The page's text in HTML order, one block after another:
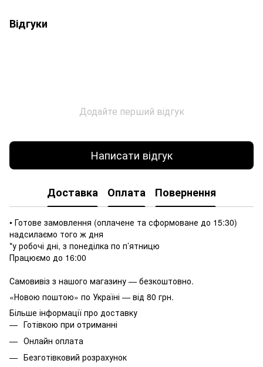
Відгуки
Додайте перший відгук
Написати відгук
Доставка Оплата Повернення
• Готове замовлення (оплачене та сформоване до 15:30)
надсилаємо того ж дня
*у робочі дні, з понеділка по п’ятницю
Працюємо до 16:00
Самовивіз з нашого магазину — безкоштовно.
«Новою поштою» по Україні — від 80 грн.
Більше інформації про доставку
Готівкою при отриманні
Онлайн оплата
Безготівковий розрахунок